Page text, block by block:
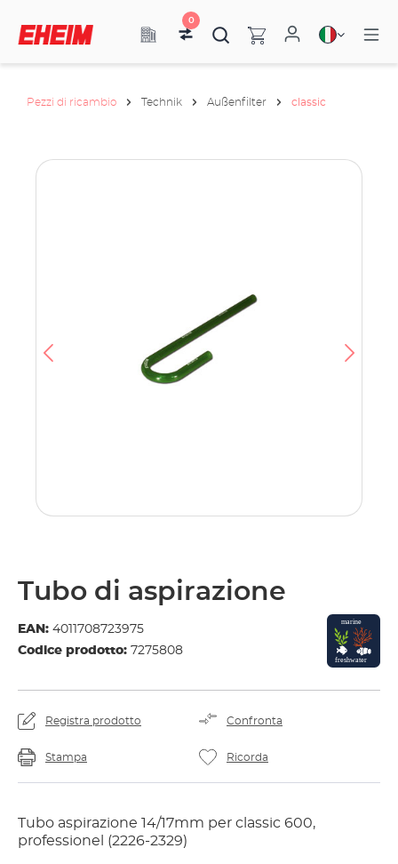
0
Pezzi di ricambio Technik Außenfilter classic
Tubo di aspirazione
EAN: 4011708723975
Codice prodotto: 7275808
Registra prodotto Confronta
Stampa Ricorda
Tubo aspirazione 14/17mm per classic 600,
professionel (2226-2329)